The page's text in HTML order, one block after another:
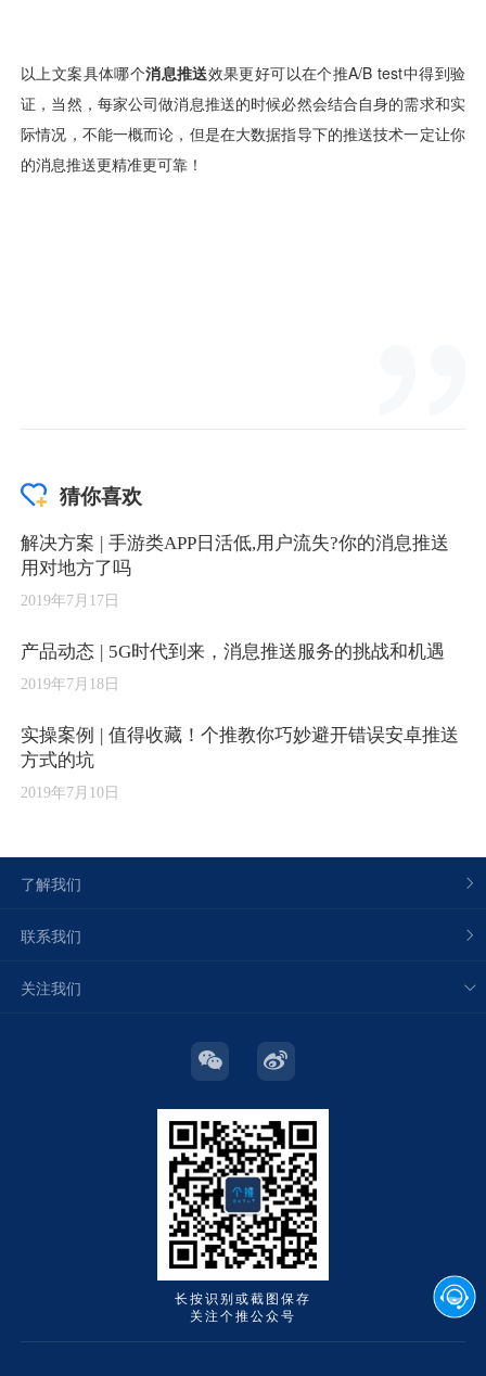
猜你喜欢
解决方案 | 手游类APP日活低,用户流失?你的消息推送
用对地方了吗
2019年7月17日
产品动态 | 5G时代到来，消息推送服务的挑战和机遇
2019年7月18日
实操案例 | 值得收藏！个推教你巧妙避开错误安卓推送
方式的坑
2019年7月10日
了解我们
联系我们
关注我们
长按识别或截图保存
关注个推公众号